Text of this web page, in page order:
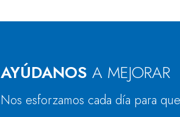
AYÚDANOS A MEJORAR
Nos esforzamos cada día para